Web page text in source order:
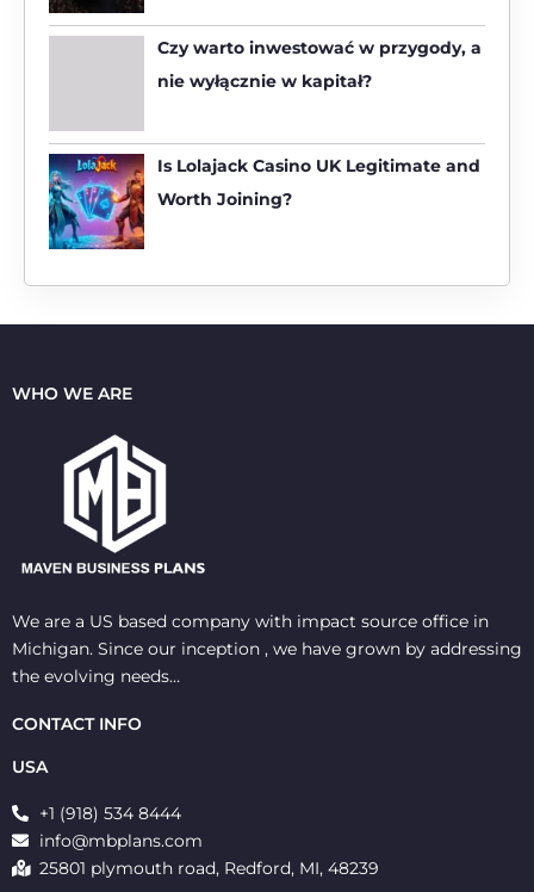
Czy warto inwestować w przygody, a
nie wyłącznie w kapitał?
Is Lolajack Casino UK Legitimate and
Worth Joining?
WHO WE ARE
We are a US based company with impact source office in
Michigan. Since our inception , we have grown by addressing
the evolving needs…
CONTACT INFO
USA
+1 (918) 534 8444
info@mbplans.com
25801 plymouth road, Redford, MI, 48239